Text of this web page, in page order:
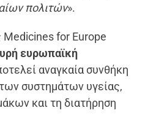
πολιτών».
Medicines for Europe
ευρωπαϊκή
αναγκαία συνθήκη
συστημάτων υγείας,
και τη διατήρηση